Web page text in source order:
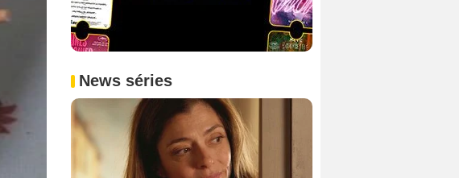
News séries